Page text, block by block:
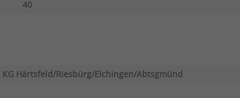
40
KG Härtsfeld/Riesbürg/Elchingen/Abtsgmünd